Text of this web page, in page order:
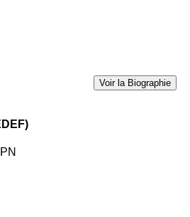
Voir la Biographie